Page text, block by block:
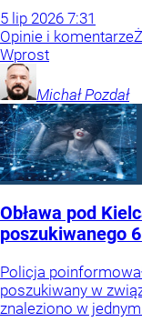
5 lip 2026 7:31
Opinie i komentarze
Wprost
Michał Pozdał
Obława pod
poszukiwanego
Policja
poszukiwany w
znaleziono w